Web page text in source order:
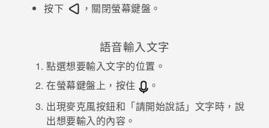
按下
，關閉螢幕鍵盤。
語音輸入文字
點選想要輸入文字的位置。
在螢幕鍵盤上，按住
。
出現麥克風按鈕和「請開始說話」文字時，說
出想要輸入的內容。